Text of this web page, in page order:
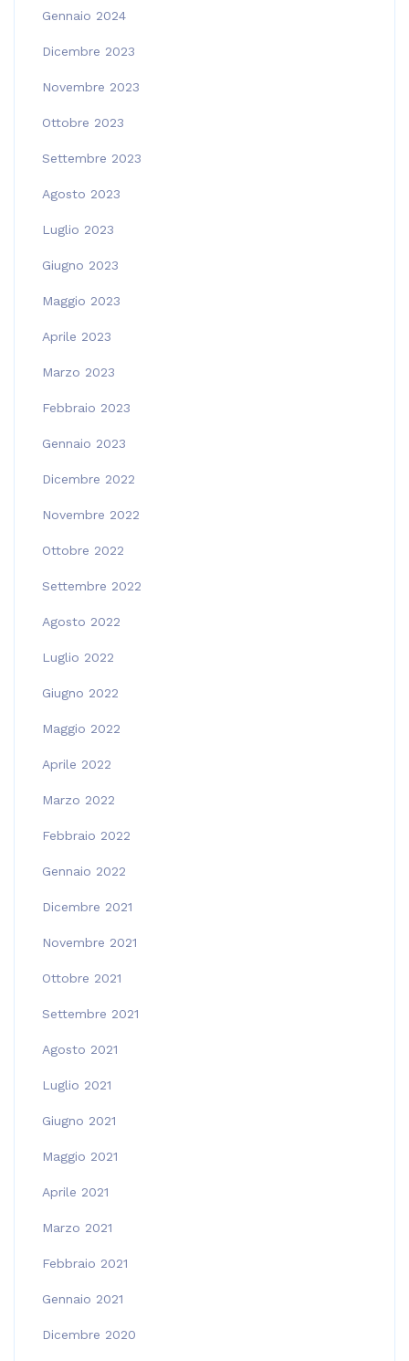
Gennaio 2024
Dicembre 2023
Novembre 2023
Ottobre 2023
Settembre 2023
Agosto 2023
Luglio 2023
Giugno 2023
Maggio 2023
Aprile 2023
Marzo 2023
Febbraio 2023
Gennaio 2023
Dicembre 2022
Novembre 2022
Ottobre 2022
Settembre 2022
Agosto 2022
Luglio 2022
Giugno 2022
Maggio 2022
Aprile 2022
Marzo 2022
Febbraio 2022
Gennaio 2022
Dicembre 2021
Novembre 2021
Ottobre 2021
Settembre 2021
Agosto 2021
Luglio 2021
Giugno 2021
Maggio 2021
Aprile 2021
Marzo 2021
Febbraio 2021
Gennaio 2021
Dicembre 2020